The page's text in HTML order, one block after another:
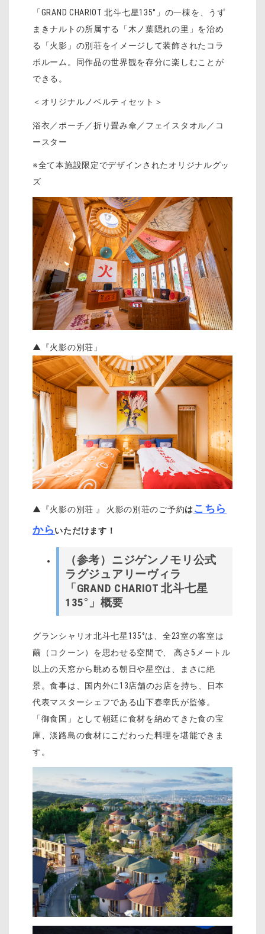
「GRAND CHARIOT 北斗七星135°」の一棟を、うず
まきナルトの所属する「木ノ葉隠れの里」を治め
る「火影」の別荘をイメージして装飾されたコラ
ボルーム。同作品の世界観を存分に楽しむことが
できる。
＜オリジナルノベルティセット＞
浴衣／ポーチ／折り畳み傘／フェイスタオル／コ
ースター
※全て本施設限定でデザインされたオリジナルグッ
ズ
▲『火影の別荘」
▲『火影の別荘 』 火影の別荘のご予約はこちら
からいただけます！
（参考）ニジゲンノモリ公式
ラグジュアリーヴィラ
「GRAND CHARIOT 北斗七星
135°」概要
グランシャリオ北斗七星135°は、全23室の客室は
繭（コクーン）を思わせる空間で、 高さ5メートル
以上の天窓から眺める朝日や星空は、まさに絶
景。食事は、国内外に13店舗のお店を持ち、日本
代表マスターシェフである山下春幸氏が監修。
「御食国」として朝廷に食材を納めてきた食の宝
庫、淡路島の食材にこだわった料理を堪能できま
す。